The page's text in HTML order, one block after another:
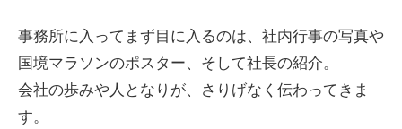
事務所に入ってまず目に入るのは、社内行事の写真や
国境マラソンのポスター、そして社長の紹介。
会社の歩みや人となりが、さりげなく伝わってきま
す。